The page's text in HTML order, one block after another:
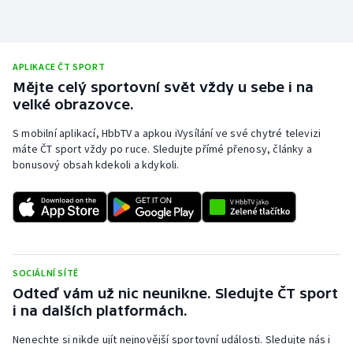
APLIKACE ČT SPORT
Mějte celý sportovní svět vždy u sebe i na
velké obrazovce.
S mobilní aplikací, HbbTV a apkou iVysílání ve své chytré televizi
máte ČT sport vždy po ruce. Sledujte přímé přenosy, články a
bonusový obsah kdekoli a kdykoli.
SOCIÁLNÍ SÍTĚ
Odteď vám už nic neunikne. Sledujte ČT sport
i na dalších platformách.
Nenechte si nikde ujít nejnovější sportovní události. Sledujte nás i